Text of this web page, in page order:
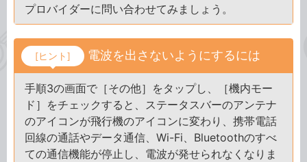
プロバイダーに問い合わせてみましょう。
[ヒント] 電波を出さないようにするには
手順3の画面で［その他］をタップし、［機内モー
ド］をチェックすると、ステータスバーのアンテナ
のアイコンが飛行機のアイコンに変わり、携帯電話
回線の通話やデータ通信、Wi-Fi、Bluetoothのすべ
ての通信機能が停止し、電波が発せられなくなりま